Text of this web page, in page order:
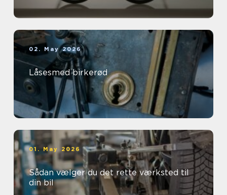
02. May 2026
Låsesmed birkerød
01. May 2026
Sådan vælger du det rette værksted til
din bil